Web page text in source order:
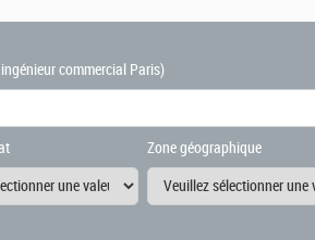
ingénieur commercial Paris)
Zone géographique